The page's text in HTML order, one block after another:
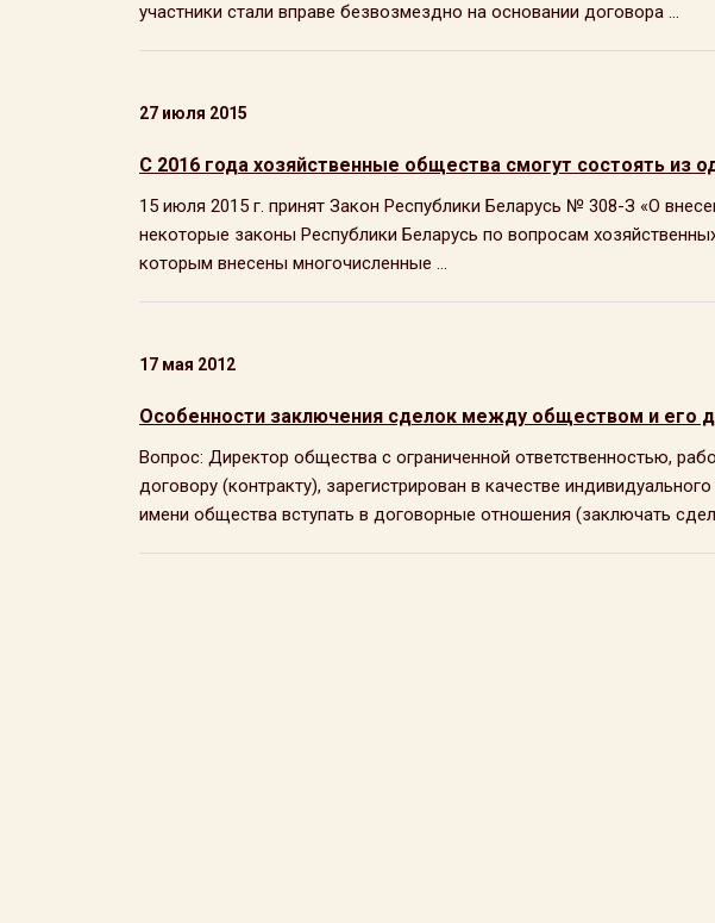
участники стали вправе безвозмездно на основании договора ...
27 июля 2015
С 2016 года хозяйственные общества смогут состоять из
15 июля 2015 г. принят Закон Республики Беларусь № 308-З «О
некоторые законы Республики Беларусь по вопросам
которым внесены многочисленные ...
17 мая 2012
Особенности заключения сделок между обществом и его
Вопрос: Директор общества с ограниченной ответственностью,
договору (контракту), зарегистрирован в качестве
имени общества вступать в договорные отношения (заключать